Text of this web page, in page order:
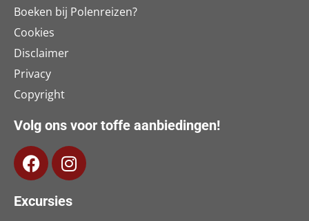
Boeken bij Polenreizen?
Cookies
Disclaimer
Privacy
Copyright
Volg ons voor toffe aanbiedingen!
Excursies